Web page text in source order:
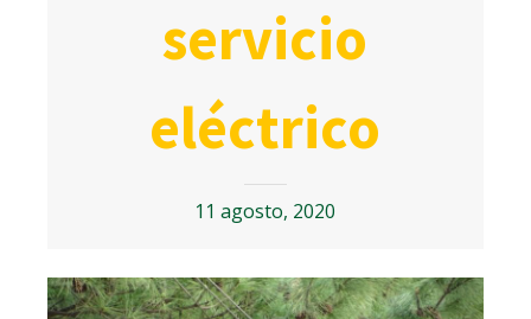
servicio
eléctrico
11 agosto, 2020